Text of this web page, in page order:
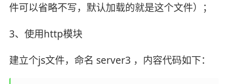
件可以省略不写，默认加载的就是这个文件）；
3、使用http模块
建立个js文件，命名 server3 ，内容代码如下：